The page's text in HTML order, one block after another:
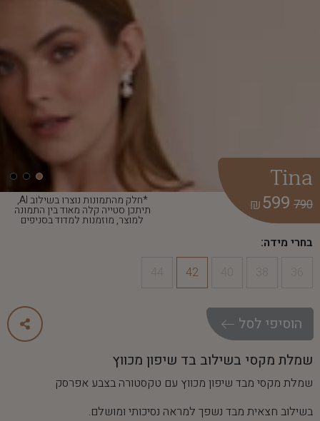
*חלק מהתמונות נוצרו בשילוב AI,
תיתכן סטייה קלה מאוד בין התמונה
למוצר, מוזמנות למדוד בסניפים
Tina
790
599
₪
בחרי מידה:
42
הוסיפי לסל
שמלת מקסי בשילוב בד שיפון מכווץ
שמלת מקסי מבד שיפון מכווץ עם טקסטורה בצבע אפרסק
בשילוב חצאית מבד נשפך למראה נסיכותי ומושלם.